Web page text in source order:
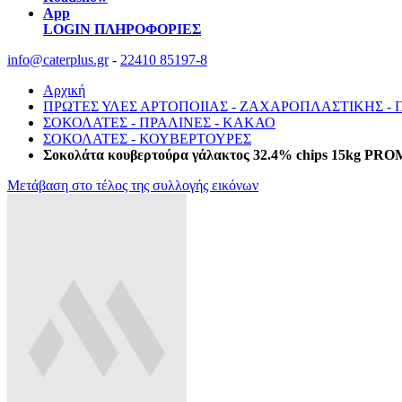
App
LOGIN ΠΛΗΡΟΦΟΡΙΕΣ
info@caterplus.gr- 22410 85197-8
Αρχική
ΠΡΩΤΕΣ ΥΛΕΣ ΑΡΤΟΠΟΙΙΑΣ - ΖΑΧΑΡΟΠΛΑΣΤΙΚΗΣ -
ΣΟΚΟΛΑΤΕΣ - ΠΡΑΛΙΝΕΣ - ΚΑΚΑΟ
ΣΟΚΟΛΑΤΕΣ - ΚΟΥΒΕΡΤΟΥΡΕΣ
Σοκολάτα κουβερτούρα γάλακτος 32.4% chips 15kg
Μετάβαση στο τέλος της συλλογής εικόνων